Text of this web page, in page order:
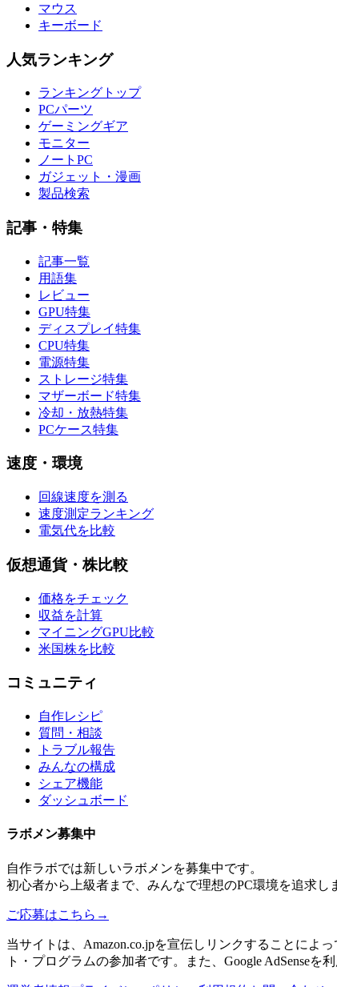
マウス
キーボード
人気ランキング
ランキングトップ
PCパーツ
ゲーミングギア
モニター
ノートPC
ガジェット・漫画
製品検索
記事・特集
記事一覧
用語集
レビュー
GPU特集
ディスプレイ特集
CPU特集
電源特集
ストレージ特集
マザーボード特集
冷却・放熱特集
PCケース特集
速度・環境
回線速度を測る
速度測定ランキング
電気代を比較
仮想通貨・株比較
価格をチェック
収益を計算
マイニングGPU比較
米国株を比較
コミュニティ
自作レシピ
質問・相談
トラブル報告
みんなの構成
シェア機能
ダッシュボード
ラボメン募集中
自作ラボでは新しいラボメンを募集中です。
初心者から上級者まで、みんなで理想のPC環境を追求し
ご応募はこちら →
当サイトは、Amazon.co.jpを宣伝しリンクすることによ
ト・プログラムの参加者です。また、Google AdSenseを